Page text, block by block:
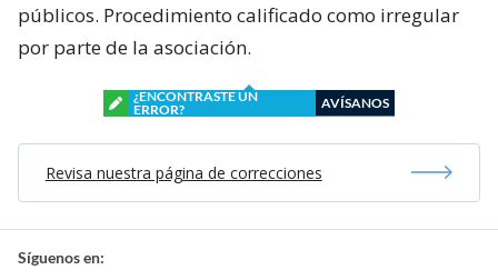
públicos. Procedimiento calificado como irregular
por parte de la asociación.
¿ENCONTRASTE UN
ERROR?
AVÍSANOS
Revisa nuestra página de correcciones
Síguenos en: